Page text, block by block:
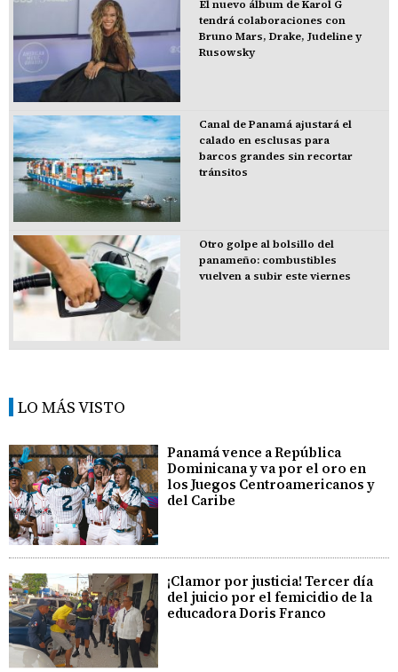
El nuevo álbum de Karol G
tendrá colaboraciones con
Bruno Mars, Drake, Judeline y
Rusowsky
Canal de Panamá ajustará el
calado en esclusas para
barcos grandes sin recortar
tránsitos
Otro golpe al bolsillo del
panameño: combustibles
vuelven a subir este viernes
LO MÁS VISTO
Panamá vence a República
Dominicana y va por el oro en
los Juegos Centroamericanos y
del Caribe
¡Clamor por justicia! Tercer día
del juicio por el femicidio de la
educadora Doris Franco